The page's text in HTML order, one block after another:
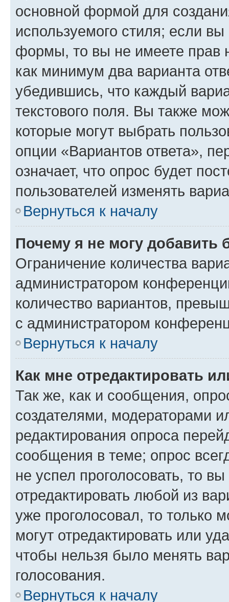
основной формой для
используемого стиля; если
формы, то вы не имеете прав
как минимум два варианта
убедившись, что каждый
текстового поля. Вы также
которые могут выбрать
опции «Вариантов ответа»,
означает, что опрос будет
пользователей изменять
Вернуться к началу
Почему я не могу добавить
Ограничение количества
администратором
количество вариантов,
с администратором
Вернуться к началу
Как мне отредактировать
Так же, как и сообщения,
создателями, модераторами
редактирования опроса
сообщения в теме; опрос
не успел проголосовать, то
отредактировать любой из
уже проголосовал, то только
могут отредактировать или
чтобы нельзя было менять
голосования.
Вернуться к началу